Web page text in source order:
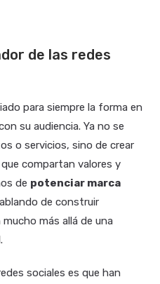
de las redes
para siempre la forma en
su audiencia. Ya no se
o servicios, sino de crear
que compartan valores y
de potenciar marca
de construir
más allá de una
sociales es que han